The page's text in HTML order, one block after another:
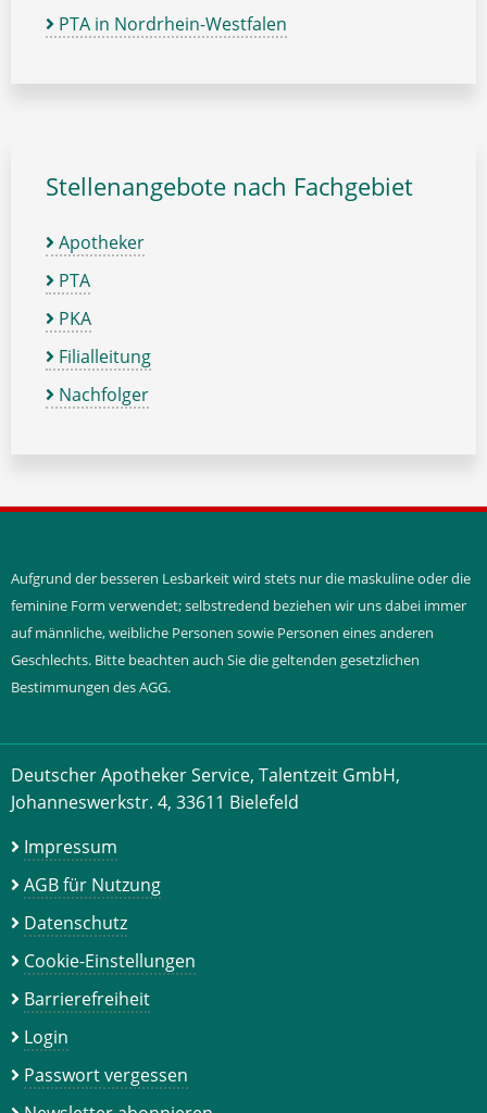
PTA in Nordrhein-Westfalen
Stellenangebote nach Fachgebiet
Apotheker
PTA
PKA
Filialleitung
Nachfolger
Aufgrund der besseren Lesbarkeit wird stets nur die maskuline oder die
feminine Form verwendet; selbstredend beziehen wir uns dabei immer
auf männliche, weibliche Personen sowie Personen eines anderen
Geschlechts. Bitte beachten auch Sie die geltenden gesetzlichen
Bestimmungen des AGG.
Deutscher Apotheker Service, Talentzeit GmbH,
Johanneswerkstr. 4, 33611 Bielefeld
Impressum
AGB für Nutzung
Datenschutz
Cookie-Einstellungen
Barrierefreiheit
Login
Passwort vergessen